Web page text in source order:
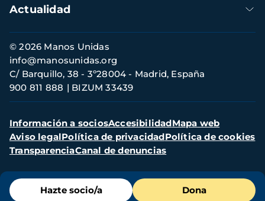
Menú
de
Hazte socio/a Dona
Actualidad
Información
de
contacto
© 2026 Manos Unidas
C/ Barquillo, 38 - 3º28004 - Madrid, España
900 811 888
BIZUM 33439
info@manosunidas.org
Menú
secundario
Información a sociosAccesibilidadMapa web
Aviso legalPolítica de privacidadPolítica de cookies
TransparenciaCanal de denuncias